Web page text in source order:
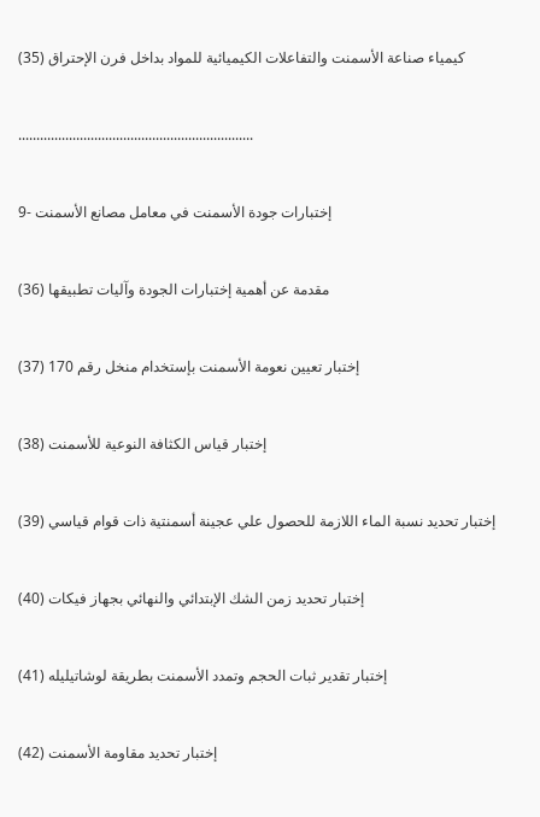
(35) كيمياء صناعة الأسمنت والتفاعلات الكيميائية للمواد بداخل فرن الإحتراق
.................................................................
9- إختبارات جودة الأسمنت في معامل مصانع الأسمنت
(36) مقدمة عن أهمية إختبارات الجودة وآليات تطبيقها
(37) إختبار تعيين نعومة الأسمنت بإستخدام منخل رقم 170
(38) إختبار قياس الكثافة النوعية للأسمنت
(39) إختبار تحديد نسبة الماء اللازمة للحصول علي عجينة أسمنتية ذات قوام قياسي
(40) إختبار تحديد زمن الشك الإبتدائي والنهائي بجهاز فيكات
(41) إختبار تقدير ثبات الحجم وتمدد الأسمنت بطريقة لوشاتيليله
(42) إختبار تحديد مقاومة الأسمنت